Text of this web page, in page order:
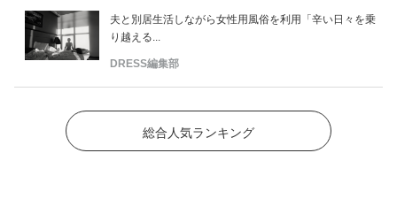
夫と別居生活しながら女性用風俗を利用「辛い日々を乗
り越える...
DRESS編集部
総合人気ランキング